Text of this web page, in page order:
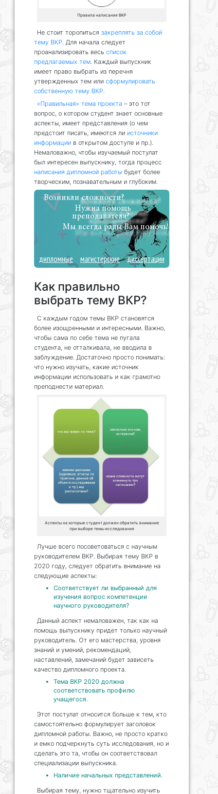
Правила написания ВКР
Не стоит торопиться закреплять за собой
тему ВКР. Для начала следует
проанализировать весь список
предлагаемых тем. Каждый выпускник
имеет право выбрать из перечня
утвержденных тем или сформулировать
собственную тему ВКР.
«Правильная» тема проекта – это тот
вопрос, о котором студент знает основные
аспекты, имеет представления (о чем
предстоит писать, имеются ли источники
информации в открытом доступе и пр.).
Немаловажно, чтобы изучаемый постулат
был интересен выпускнику, тогда процесс
написания дипломной работы будет более
творческим, познавательным и глубоким.
Возникли сложности?
Нужна помощь
преподавателя?
Мы всегда рады Вам помочь!
дипломные магистерские диссертации
Как правильно
выбрать тему ВКР?
С каждым годом темы ВКР становятся
более изощренными и интересными. Важно,
чтобы сама по себе тема не пугала
студента, не отталкивала, не вводила в
заблуждение. Достаточно просто понимать:
что нужно изучать, какие источник
информации использовать и как грамотно
преподнести материал.
Аспекты на которые студент должен обратить внимание
при выборе темы исследования
Лучше всего посоветоваться с научным
руководителем ВКР. Выбирая тему ВКР в
2020 году, следует обратить внимание на
следующие аспекты:
Соответствует ли выбранный для
изучения вопрос компетенции
научного руководителя?
Данный аспект немаловажен, так как на
помощь выпускнику придет только научный
руководитель. От его мастерства, уровня
знаний и умений, рекомендаций,
наставлений, замечаний будет зависеть
качество дипломного проекта.
Тема ВКР 2020 должна
соответствовать профилю
учащегося.
Этот постулат относится больше к тем, кто
самостоятельно формулирует заголовок
дипломной работы. Важно, не просто кратко
и емко подчеркнуть суть исследования, но и
сделать это та, чтобы он соответствовал
специализации выпускника.
Наличие начальных представлений.
Выбирая тему, нужно тщательно изучить